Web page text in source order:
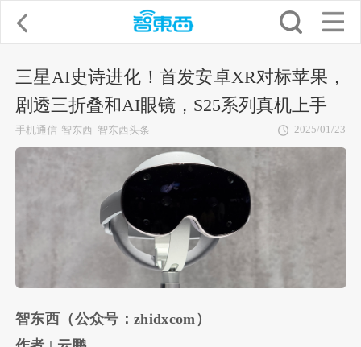
三星AI史诗进化！首发安卓XR对标苹果，
剧透三折叠和AI眼镜，S25系列真机上手
手机通信 智东西 智东西头条 2025/01/23
智东西（公众号： zhidxcom ）